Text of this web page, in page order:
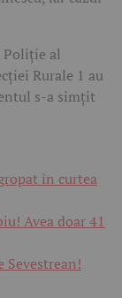
al
Rurale 1 au
s-a simțit
în curtea
Avea doar 41